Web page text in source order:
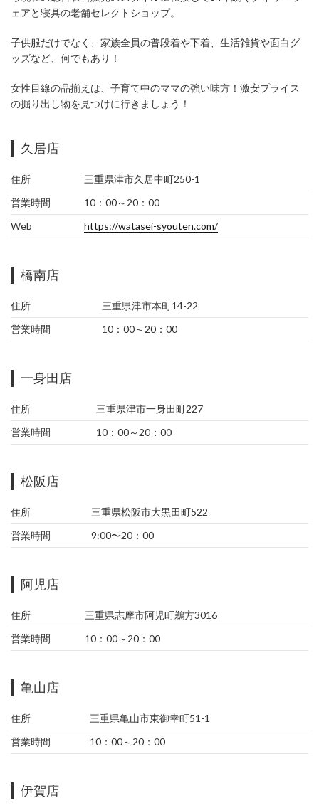
ェアと寝具の老舗セレクトショップ。
子供服だけでなく、家族全員の普段着や下着、生活雑貨や面白グ
ッズなど、何でもあり！
女性目線の品揃えは、子育て中のママの強い味方！激安プライス
の掘り出し物を見つけに行きましょう！
久居店
住所
三重県津市久居中町250-1
営業時間
10：00～20：00
Web
https://watasei-syouten.com/
橋南店
住所
三重県津市本町14-22
営業時間
10：00～20：00
一身田店
住所
三重県津市一身田町227
営業時間
10：00～20：00
松阪店
住所
三重県松阪市大黒田町522
営業時間
9:00〜20：00
阿児店
住所
三重県志摩市阿児町鵜方3016
営業時間
10：00～20：00
亀山店
住所
三重県亀山市東御幸町51-1
営業時間
10：00～20：00
伊賀店